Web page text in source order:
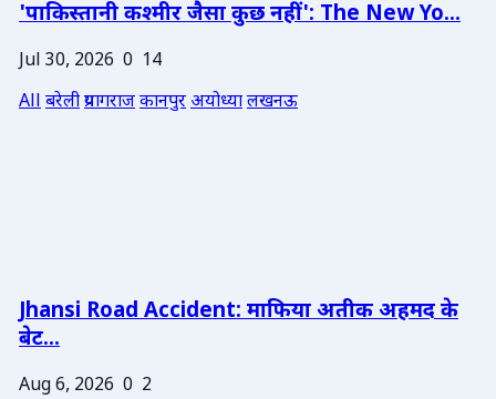
'पाकिस्तानी कश्मीर जैसा कुछ नहीं': The New Yo...
Jul 30, 2026 0 14
Allबरेलीप्रयागराजकानपुरअयोध्यालखनऊ
Jhansi Road Accident: माफिया अतीक अहमद के
बेट...
Aug 6, 2026 0 2